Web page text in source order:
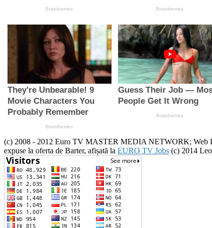
(c) 2008 - 2012 Euro TV MASTER MEDIA NETWORK; Web
expuse la oferta de Barter, afișată la EURO TV Jobs (c) 2014